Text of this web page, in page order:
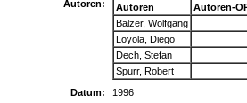
Autoren:
Autoren
Autoren-
Balzer, Wolfgang
Loyola, Diego
Dech, Stefan
Spurr, Robert
Datum:
1996